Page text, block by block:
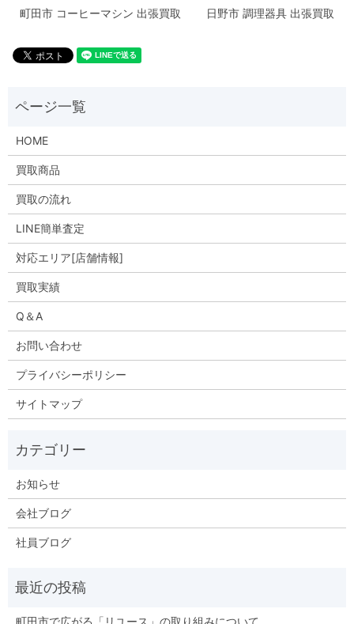
町田市 コーヒーマシン 出張買取 日野市 調理器具 出張買取
HOME
買取商品
買取の流れ
LINE簡単査定
対応エリア[店舗情報]
買取実績
Q＆A
お問い合わせ
プライバシーポリシー
サイトマップ
お知らせ
会社ブログ
社員ブログ
町田市で広がる「リユース」の取り組みについて